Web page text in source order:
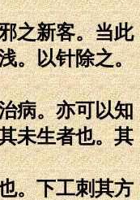
之新客。当此
。以针除之。
病。亦可以知
未生者也。其
。下工刺其方